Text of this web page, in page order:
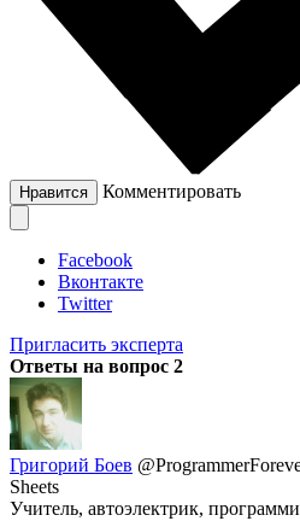
Нравится Комментировать
Facebook
Вконтакте
Twitter
Пригласить эксперта
Ответы на вопрос 2
Григорий Боев
Sheets
Учитель, автоэлектрик,